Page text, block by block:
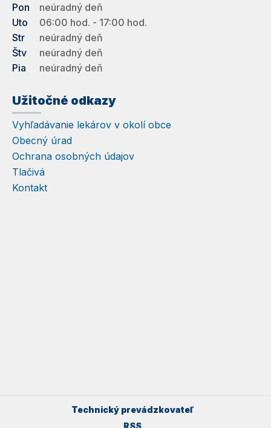
Pon
neúradný deň
Uto
06:00 hod. - 17:00 hod.
Str
neúradný deň
Štv
neúradný deň
Pia
neúradný deň
Užitočné odkazy
Vyhľadávanie lekárov v okolí obce
Obecný úrad
Ochrana osobných údajov
Tlačivá
Kontakt
Technický prevádzkovateľ
RSS